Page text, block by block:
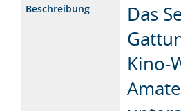
Beschreibung
Das
Kino-